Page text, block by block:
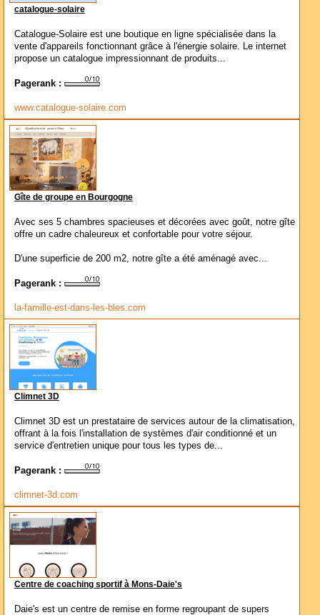
catalogue-solaire
Catalogue-Solaire est une boutique en ligne spécialisée dans la
vente d'appareils fonctionnant grâce à l'énergie solaire. Le internet
propose un catalogue impressionnant de produits...
Pagerank :
www.catalogue-solaire.com
Gîte de groupe en Bourgogne
Avec ses 5 chambres spacieuses et décorées avec goût, notre gîte
offre un cadre chaleureux et confortable pour votre séjour.
D'une superficie de 200 m2, notre gîte a été aménagé avec...
Pagerank :
la-famille-est-dans-les-bles.com
Climnet 3D
Climnet 3D est un prestataire de services autour de la climatisation,
offrant à la fois l'installation de systèmes d'air conditionné et un
service d'entretien unique pour tous les types de...
Pagerank :
climnet-3d.com
Centre de coaching sportif à Mons-Daie's
Daie's est un centre de remise en forme regroupant de supers